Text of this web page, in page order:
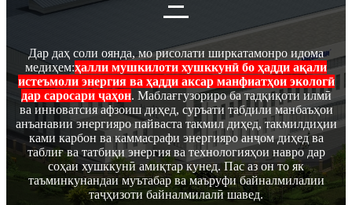
Дар даҳ соли оянда, мо рисолати ширкатамонро идома
медиҳем:ҳалли мушкилоти хушккунӣ бо ҳадди ақали
истеъмоли энергия ва ҳадди аксар манфиатҳои экологӣ
дар саросари ҷаҳон. Маблағгузориро ба тадқиқоти илмӣ
ва инноватсия афзоиш диҳед, суръати табдили манбаъҳои
анъанавии энергияро пайваста такмил диҳед, такмилдиҳии
ками карбон ва каммасрафи энергияро анҷом диҳед ва
таблиғ ва татбиқи энергия ва технологияҳои навро дар
соҳаи хушккунӣ амиқтар кунед. Пас аз он то як
таъминкунандаи муътабар ва маъруфи байналмилалии
таҷҳизоти байналмилалӣ шавед.